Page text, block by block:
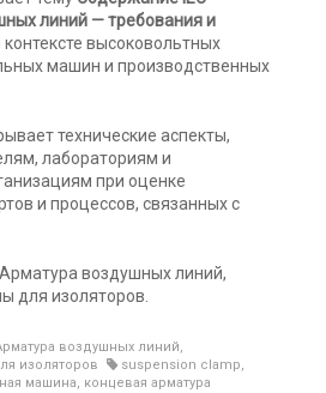
линий — требования и
контексте высоковольтных
машин и производственных
технические аспекты,
лабораториям и
при оценке
и процессов, связанных с
воздушных линий,
для изоляторов.
воздушных линий,
изоляторов
suspension clamp,
машина, концевая арматура